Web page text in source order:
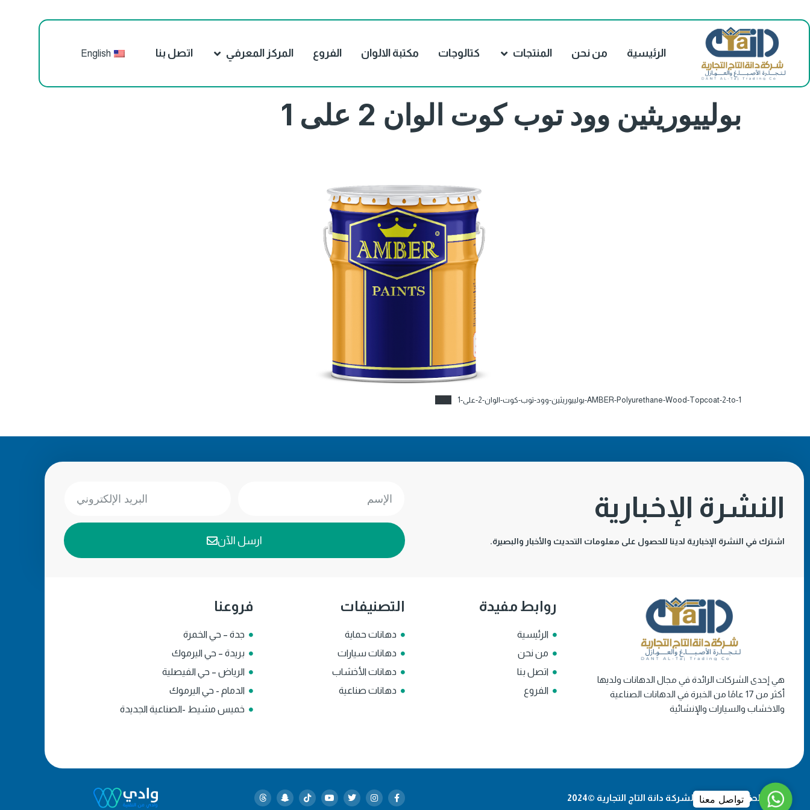
الرئيسية من نحن المنتجات كتالوجات مكتبة الالوان الفروع المركز المعرفي اتصل بنا English
بولييوريثين وود توب كوت الوان 2 على 1
AMBER-Polyurethane-Wood-Topcoat-2-to-1-بولييوريثين-وود-توب-كوت-الوان-2-على-1
النشرة الإخبارية
اشترك في النشرة الإخبارية لدينا للحصول على معلومات التحديث والأخبار والبصيرة. ارسل الآن
هي إحدى الشركات الرائدة في مجال الدهانات ولديها
أكثر من 17 عامًا من الخبرة في الدهانات الصناعية
والاخشاب والسيارات والإنشائية
روابط مفيدة
الرئيسية
من نحن
اتصل بنا
الفروع
التصنيفات
دهانات حماية
دهانات سيارات
دهانات الأخشاب
دهانات صناعية
فروعنا
جدة – حي الخمرة
بريدة – حي اليرموك
الرياض – حي الفيصلية
الدمام - حي اليرموك
خميس مشيط -الصناعية الجديدة
جميع الحقوق محفوظة لشركة دانة التاج التجارية ©2024
WhatsApp